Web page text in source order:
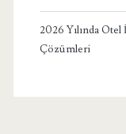
2026 Yılında
Çözümleri